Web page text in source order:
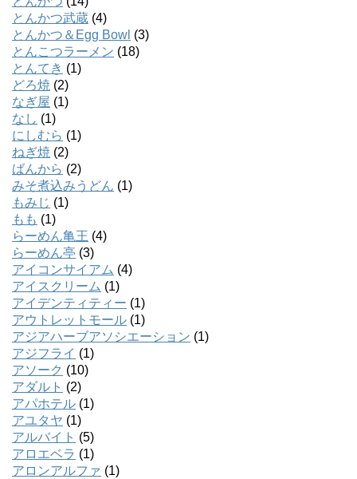
とんかつ武蔵 (4)
とんかつ＆Egg Bowl (3)
とんこつラーメン (18)
とんてき (1)
どろ焼 (2)
なぎ屋 (1)
なし (1)
にしむら (1)
ねぎ焼 (2)
ばんから (2)
みそ煮込みうどん (1)
もみじ (1)
もも (1)
らーめん亀王 (4)
らーめん亭 (3)
アイコンサイアム (4)
アイスクリーム (1)
アイデンティティー (1)
アウトレットモール (1)
アジアハーブアソシエーション (1)
アジフライ (1)
アソーク (10)
アダルト (2)
アパホテル (1)
アユタヤ (1)
アルバイト (5)
アロエベラ (1)
アロンアルファ (1)